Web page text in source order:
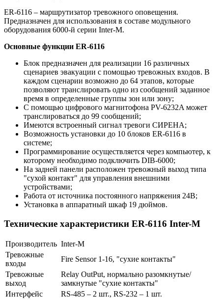
ER-6116 – маршрутизатор тревожного оповещения.
Предназначен для использования в составе модульного
оборудования 6000-й серии Inter-M.
Основные функции ER-6116
Блок предназначен для реализации 16 различных
сценариев эвакуации с помощью тревожных входов. В
каждом сценарии возможно до 64 этапов, которые
позволяют транслировать одно из сообщений заданное
время в определенные группы зон или зону;
С помощью цифрового магнитофона PV-6232A может
транслироваться до 99 сообщений;
Имеются встроенный сигнал тревоги СИРЕНА;
Возможность установки до 10 блоков ER-6116 в
системе;
Программирование осуществляется через компьютер, к
которому необходимо подключить DIB-6000;
На задней панели расположен тревожный выход типа
"сухой контакт" для управления внешними
устройствами;
Работа от источника постоянного напряжения 24В;
Установка в аппаратный шкаф 19 дюймов.
Технические характеристики ER-6116 Inter-M
Производитель Inter-M
Тревожные
входы
Fire Sensor 1-16, "сухие контакты"
Тревожные
выход
Relay OutPut, нормально разомкнутые/
замкнутые "сухие контакты"
Интерфейс
RS-485 – 2 шт., RS-232 – 1 шт.